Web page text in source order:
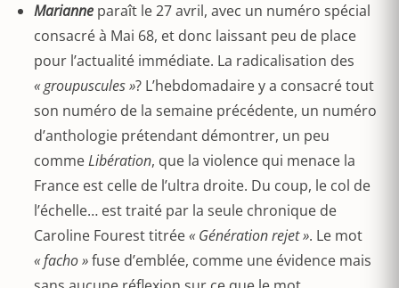
Marianne paraît le 27 avril, avec un numéro spécial
consacré à Mai 68, et donc laissant peu de place
pour l’actualité immédiate. La radicalisation des
« groupuscules »? L’hebdomadaire y a consacré tout
son numéro de la semaine précédente, un numéro
d’anthologie prétendant démontrer, un peu
commeLibération, que la violence qui menace la
France est celle de l’ultra droite. Du coup, le col de
l’échelle… est traité par la seule chronique de
Caroline Fourest titrée« Génération rejet ». Le mot
« facho »fuse d’emblée, comme une évidence mais